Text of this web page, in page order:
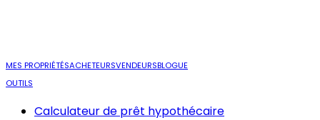
MES PROPRIÉTÉSACHETEURSVENDEURSBLOGUE
OUTILS
Calculateur de prêt hypothécaire